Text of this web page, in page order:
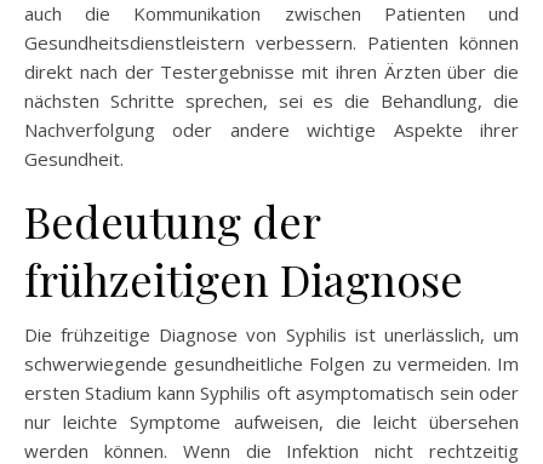
auch die Kommunikation zwischen Patienten und
Gesundheitsdienstleistern verbessern. Patienten können
direkt nach der Testergebnisse mit ihren Ärzten über die
nächsten Schritte sprechen, sei es die Behandlung, die
Nachverfolgung oder andere wichtige Aspekte ihrer
Gesundheit.
Bedeutung der
frühzeitigen Diagnose
Die frühzeitige Diagnose von Syphilis ist unerlässlich, um
schwerwiegende gesundheitliche Folgen zu vermeiden. Im
ersten Stadium kann Syphilis oft asymptomatisch sein oder
nur leichte Symptome aufweisen, die leicht übersehen
werden können. Wenn die Infektion nicht rechtzeitig